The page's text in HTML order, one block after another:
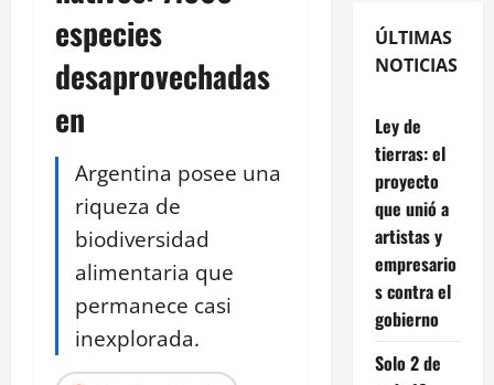
especies
desaprovechadas
en
Argentina posee una
riqueza de
biodiversidad
alimentaria que
permanece casi
inexplorada.
ÚLTIMAS
NOTICIAS
Ley de
tierras: el
proyecto
que unió a
artistas y
empresario
s contra el
gobierno
Solo 2 de